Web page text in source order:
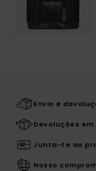
Envio e
Devoluções em
Junta-te ao
Nosso